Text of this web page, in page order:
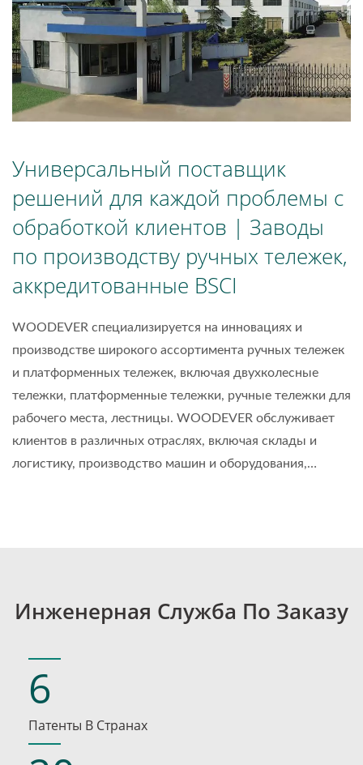
Универсальный поставщик
решений для каждой проблемы с
обработкой клиентов | Заводы
по производству ручных тележек,
аккредитованные BSCI
WOODEVER специализируется на инновациях и
производстве широкого ассортимента ручных тележек
и платформенных тележек, включая двухколесные
тележки, платформенные тележки, ручные тележки для
рабочего места, лестницы. WOODEVER обслуживает
клиентов в различных отраслях, включая склады и
логистику, производство машин и оборудования,
Инженерная Служба По Заказу
6
Патенты В Странах